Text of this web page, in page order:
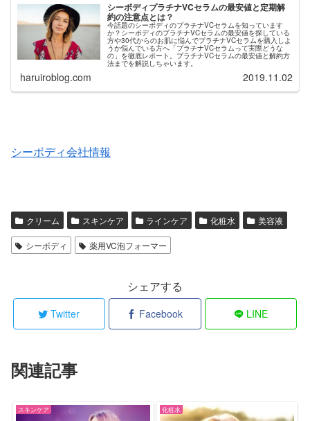
シーボディプラチナVCセラムの最安値と定期解
約の注意点とは？
今話題のシーボディのプラチナVCセラムを知っています
か？シーボディのプラチナVCセラムの最安値を探している
方や30代からのお肌に悩んでプラチナVCセラムを購入しよ
うか悩んでいる方へ「プラチナVCセラムって実際どうな
の」を徹底レポート。プラチナVCセラムの最安値と解約方
法までを解説しちゃいます。
haruiroblog.com 2019.11.02
シーボディ会社情報
クリーム スキンケア ラインケア 化粧水 美容液
シーボディ 薬用VC泡フォーマー
シェアする
Twitter Facebook LINE
関連記事
スキンケア 化粧水